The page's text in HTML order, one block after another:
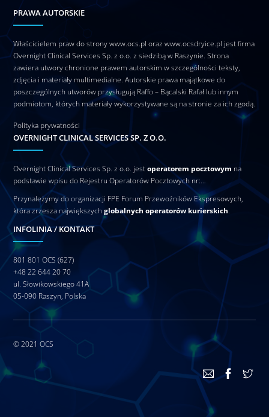
PRAWA AUTORSKIE
Właścicielem praw do strony www.ocs.pl oraz www.ocsdryice.pl jest firma
Overnight Clinical Services Sp. z o.o. z siedzibą w Raszynie. Strona
zawiera utwory chronione prawem autorskim w szczególności teksty,
zdjęcia i materiały multimedialne. Autorskie prawa majątkowe do
poszczególnych utworów przysługują Raffo – Bącalski Rafał lub innym
podmiotom, których materiały wykorzystywane są na stronie za ich zgodą.
Polityka prywatności
OVERNIGHT CLINICAL SERVICES SP. Z O.O.
Overnight Clinical Services Sp. z o.o. jestoperatorem pocztowym na
podstawie wpisu do Rejestru Operatorów Pocztowych nr:…
Przynależymy do organizacji FPE Forum Przewoźników Ekspresowych,
która zrzesza największychglobalnych operatorów kurierskich.
INFOLINIA / KONTAKT
801 801 OCS (627)
+48 22 644 20 70
ul. Słowikowskiego 41A
05-090 Raszyn, Polska
© 2021OCS